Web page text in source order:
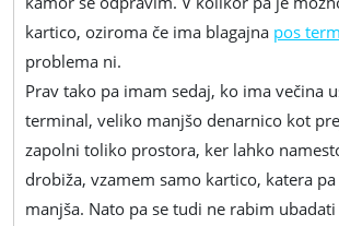
kartico, oziroma če ima blagajna pos
problema ni.
Prav tako pa imam sedaj, ko ima večina
terminal, veliko manjšo denarnico kot
zapolni toliko prostora, ker lahko
drobiža, vzamem samo kartico, katera
manjša. Nato pa se tudi ne rabim ubadati